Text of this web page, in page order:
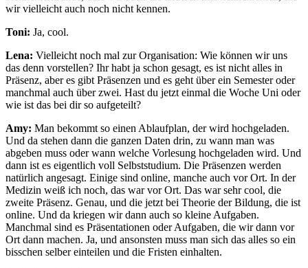
wir vielleicht auch noch nicht kennen.
Toni: Ja, cool.
Lena: Vielleicht noch mal zur Organisation: Wie können wir uns
das denn vorstellen? Ihr habt ja schon gesagt, es ist nicht alles in
Präsenz, aber es gibt Präsenzen und es geht über ein Semester oder
manchmal auch über zwei. Hast du jetzt einmal die Woche Uni oder
wie ist das bei dir so aufgeteilt?
Amy: Man bekommt so einen Ablaufplan, der wird hochgeladen.
Und da stehen dann die ganzen Daten drin, zu wann man was
abgeben muss oder wann welche Vorlesung hochgeladen wird. Und
dann ist es eigentlich voll Selbststudium. Die Präsenzen werden
natürlich angesagt. Einige sind online, manche auch vor Ort. In der
Medizin weiß ich noch, das war vor Ort. Das war sehr cool, die
zweite Präsenz. Genau, und die jetzt bei Theorie der Bildung, die ist
online. Und da kriegen wir dann auch so kleine Aufgaben.
Manchmal sind es Präsentationen oder Aufgaben, die wir dann vor
Ort dann machen. Ja, und ansonsten muss man sich das alles so ein
bisschen selber einteilen und die Fristen einhalten.